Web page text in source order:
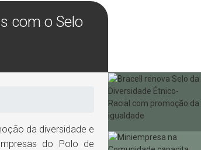
com o Selo
da diversidade e
do Polo de